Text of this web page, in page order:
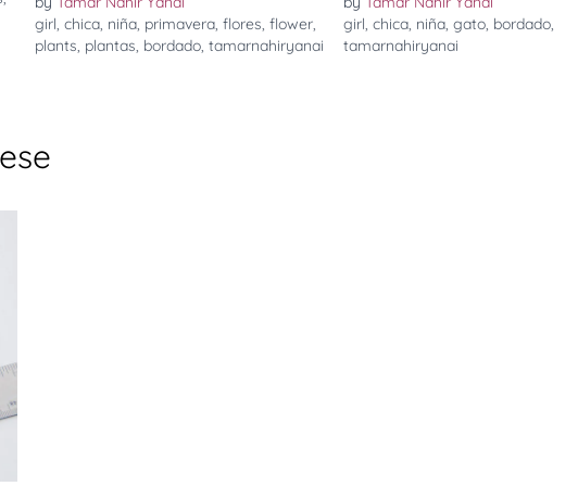
girl, chica, niña, primavera, flores, flower,
plants, plantas, bordado, tamarnahiryanai
girl, chica, niña, gato, bordado,
tamarnahiryanai